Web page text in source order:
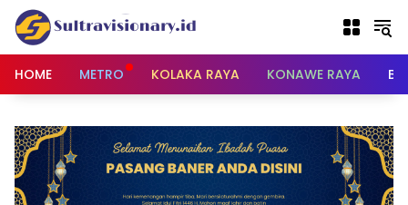
Langsung
konten
HOME
METRO KOLAKA RAYA KONAWE RAYA